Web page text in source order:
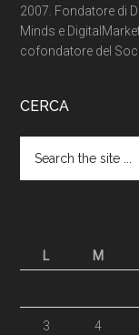
2007. Fondatore di
Minds e
cofondatore del
CERCA
L
M
3 4